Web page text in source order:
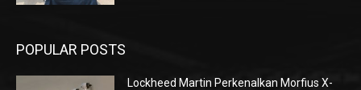
POPULAR POSTS
Lockheed Martin Perkenalkan Morfius X-